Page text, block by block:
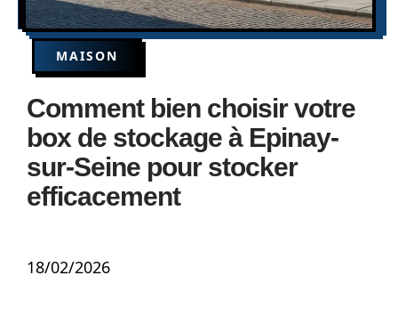
MAISON
Comment bien choisir votre
box de stockage à Epinay-
sur-Seine pour stocker
efficacement
18/02/2026